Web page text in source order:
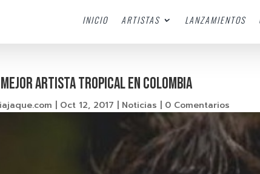
INICIO ARTISTAS LANZAMIENTOS
El mejor artista tropical en Colombia
| Oct 12, 2017 | Noticias | 0 Comentarios